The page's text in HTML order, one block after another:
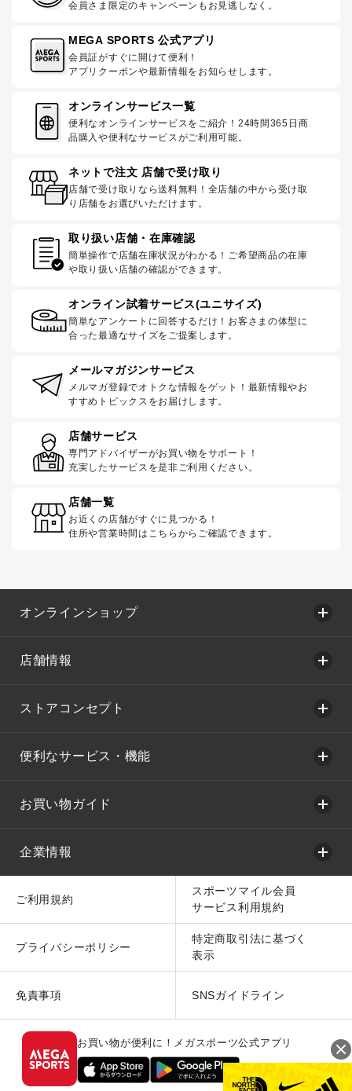
会員さま限定のキャンペーンもお見逃しなく。
MEGA SPORTS 公式アプリ
会員証がすぐに開けて便利！
アプリクーポンや最新情報をお知らせします。
オンラインサービス一覧
便利なオンラインサービスをご紹介！24時間365日商
品購入や便利なサービスがご利用可能。
ネットで注文 店舗で受け取り
店舗で受け取りなら送料無料！全店舗の中から受け取
り店舗をお選びいただけます。
取り扱い店舗・在庫確認
簡単操作で店舗在庫状況がわかる！ご希望商品の在庫
や取り扱い店舗の確認ができます。
オンライン試着サービス(ユニサイズ)
簡単なアンケートに回答するだけ！お客さまの体型に
合った最適なサイズをご提案します。
メールマガジンサービス
メルマガ登録でオトクな情報をゲット！最新情報やお
すすめトピックスをお届けします。
店舗サービス
専門アドバイザーがお買い物をサポート！
充実したサービスを是非ご利用ください。
店舗一覧
お近くの店舗がすぐに見つかる！
住所や営業時間はこちらからご確認できます。
オンラインショップ
店舗情報
ストアコンセプト
便利なサービス・機能
お買い物ガイド
企業情報
ご利用規約
スポーツマイル会員
サービス利用規約
プライバシーポリシー
特定商取引法に基づく
表示
免責事項 SNSガイドライン
お買い物が便利に！メガスポーツ公式アプリ